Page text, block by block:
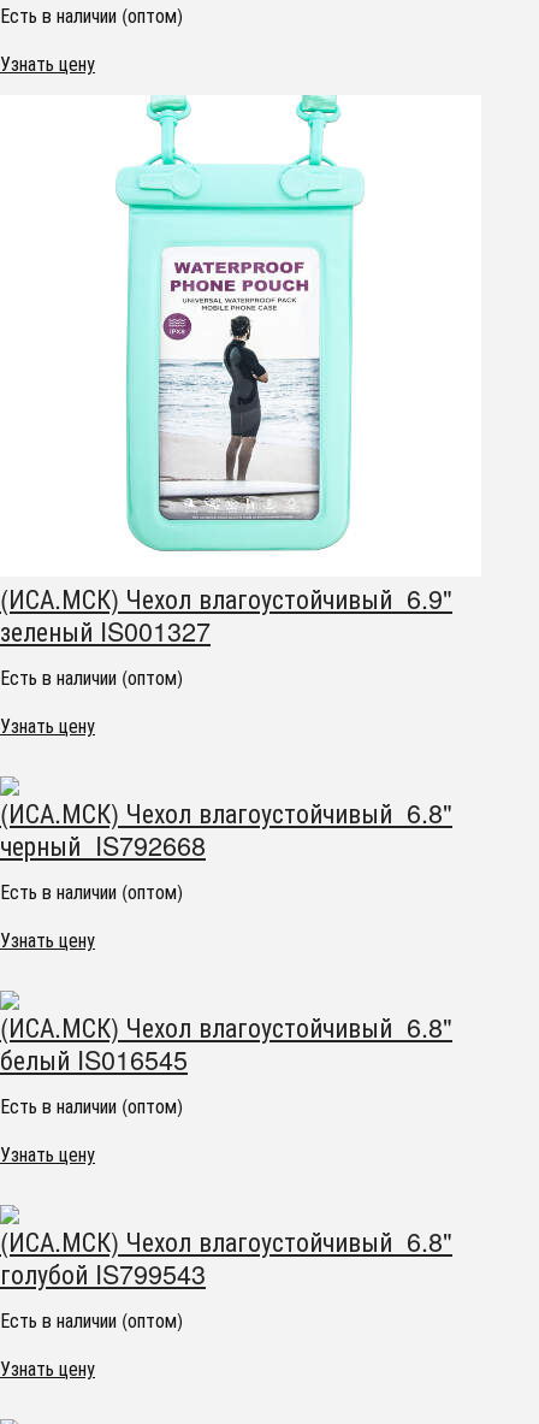
Есть в наличии (оптом)
Узнать цену
(ИСА.МСК) Чехол влагоустойчивый 6.9"
зеленый IS001327
Есть в наличии (оптом)
Узнать цену
(ИСА.МСК) Чехол влагоустойчивый 6.8"
черный IS792668
Есть в наличии (оптом)
Узнать цену
(ИСА.МСК) Чехол влагоустойчивый 6.8"
белый IS016545
Есть в наличии (оптом)
Узнать цену
(ИСА.МСК) Чехол влагоустойчивый 6.8"
голубой IS799543
Есть в наличии (оптом)
Узнать цену